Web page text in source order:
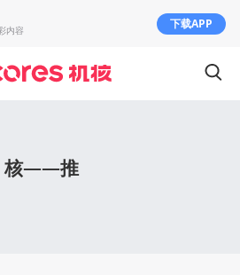
核——推
内容 下载APP